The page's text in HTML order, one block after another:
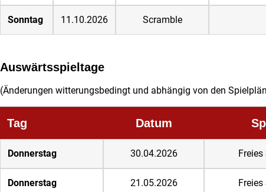
Sonntag 11.10.2026 Scramble
Auswärtsspieltage
(Änderungen witterungsbedingt und abhängig von den
Tag Datum
Donnerstag 30.04.2026
Donnerstag 21.05.2026